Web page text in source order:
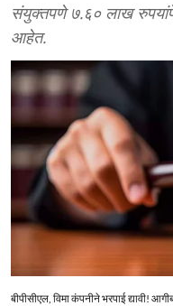
संयुक्तपणे ७.६० लाख
आहेत.
बीपीसीएल, विमा कंपनीने भरपाई द्यावी!